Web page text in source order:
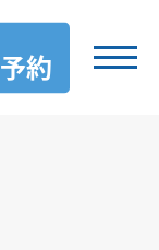
予約